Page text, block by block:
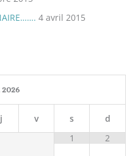
4 avril 2015
2026
j v s
d
1
2